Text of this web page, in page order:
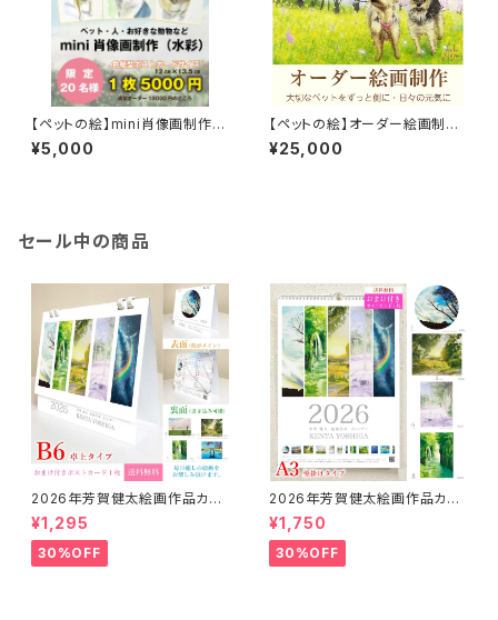
【ペットの絵】mini肖像画制作
（水彩・色紙型ポストカードサイ
ズ）
¥5,000
【ペットの絵】オーダー絵画制作
（約ポストカードサイズ）額なし
¥25,000
セール中の商品
2026年芳賀健太絵画作品カレ
ンダー（卓上タイプB6）※おまけ
のポストカード付き
¥1,295
30%OFF
2026年芳賀健太絵画作品カレ
ンダー（壁掛けA3）※おまけの
ポストカード付き
¥1,750
30%OFF